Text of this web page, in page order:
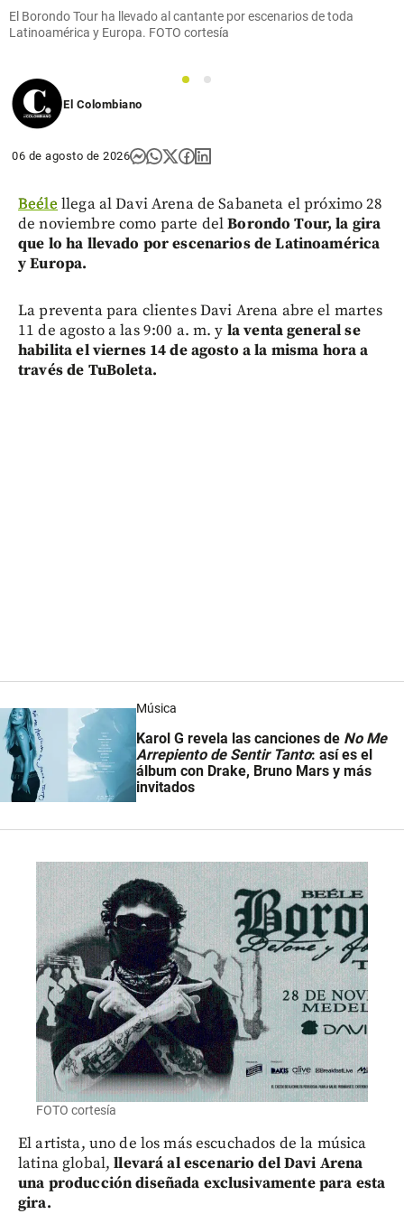
El Borondo Tour ha llevado al cantante por escenarios de toda
Latinoamérica y Europa. FOTO cortesía
1
2
El Colombiano
06 de agosto de 2026
Beéle llega al Davi Arena de Sabaneta el próximo 28
de noviembre como parte delBorondo Tour, la gira
que lo ha llevado por escenarios de Latinoamérica
y Europa.
La preventa para clientes Davi Arena abre el martes
11 de agosto a las 9:00 a. m. y la venta general se
habilita el viernes 14 de agosto a la misma hora a
través de TuBoleta.
Música
Karol G revela las canciones de No Me
Arrepiento de Sentir Tanto: así es el
álbum con Drake, Bruno Mars y más
invitados
FOTO cortesía
El artista, uno de los más escuchados de la música
latina global,llevará al escenario del Davi Arena
una producción diseñada exclusivamente para esta
gira.